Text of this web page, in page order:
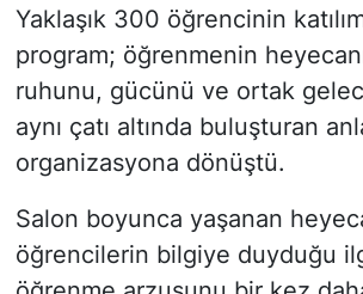
Yaklaşık 300 öğrencinin
program; öğrenmenin
ruhunu, gücünü ve ortak
aynı çatı altında buluşturan
organizasyona dönüştü.
Salon boyunca yaşanan
öğrencilerin bilgiye duyduğu